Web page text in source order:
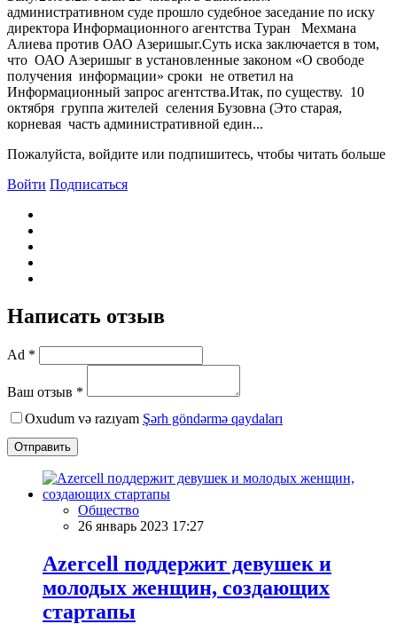
административном суде прошло судебное заседание по иску
директора Информационного агентства Туран Мехмана
Алиева против ОАО Азеришыг.Суть иска заключается в том,
что ОАО Азеришыг в установленные законом «О свободе
получения информации» сроки не ответил на
Информационный запрос агентства.Итак, по существу. 10
октября группа жителей селения Бузовна (Это старая,
корневая часть административной един...
Пожалуйста, войдите или подпишитесь, чтобы читать больше
Войти Подписаться
Написать отзыв
Ad *
Ваш отзыв *
Oxudum və razıyam Şərh göndərmə qaydaları
Отправить
Общество
26 январь 2023 17:27
Azercell поддержит девушек и
молодых женщин, создающих
стартапы